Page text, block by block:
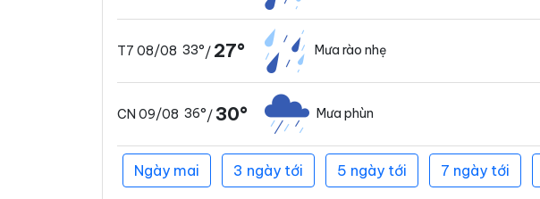
T7 08/08 33°/ 27° Mưa rào nhẹ
CN 09/08 36°/30° Mưa phùn
Ngày mai 3 ngày tới 5 ngày tới 7 ngày tới